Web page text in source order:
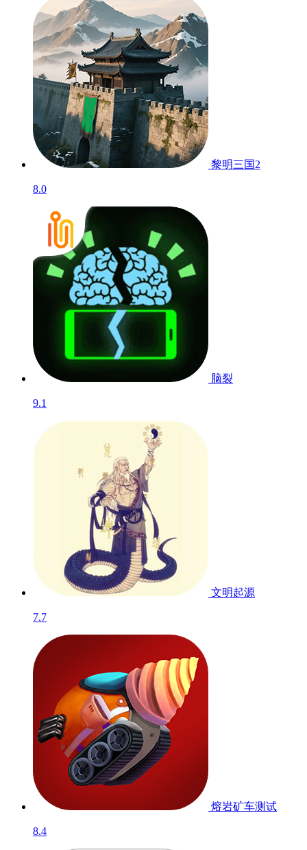
黎明三国2
8.0
脑裂
9.1
文明起源
7.7
熔岩矿车测试
8.4